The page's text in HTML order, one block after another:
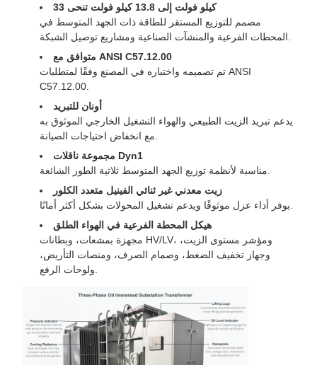
33 كيلو فولت إلى 13.8 كيلو فولت تنحى
مصمم للتوزيع المستقر للطاقة ذات الجهد المتوسط ​​في
متوافق مع ANSI C57.12.00
تم تصميمه واختباره في المصنع وفقًا لمتطلبات ANSI
C57.12.00.
أونان للتبريد
يدعم تبريد الزيت الطبيعي والهواء التشغيل الخارجي الموثوق به
مجموعة ناقلات Dyn1
زيت معدني غير ثنائي الفينيل متعدد الكلور
هيكل المحطة الفرعية في الهواء الطلق
مجهزة بمشعات، وبطانات HV/LV، ومؤشر مستوى الزيت،
وجهاز تخفيف الضغط، وصمام الصرف، ومنصات التأريض،